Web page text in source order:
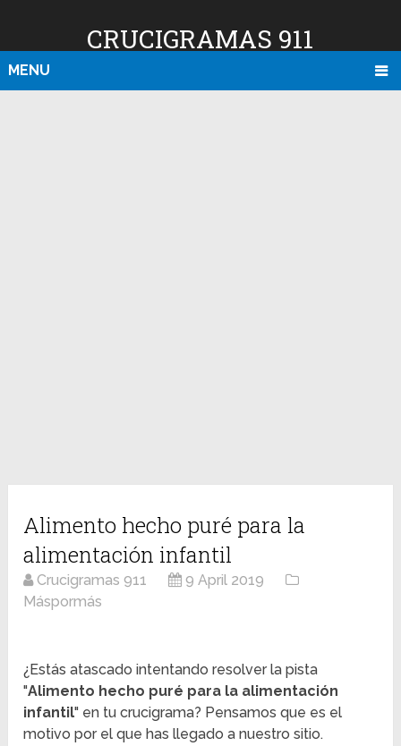
CRUCIGRAMAS 911
MENU
Alimento hecho puré para la
alimentación infantil
Crucigramas 911
9 April 2019
Máspormás
¿Estás atascado intentando resolver la pista
"Alimento hecho puré para la alimentación
infantil" en tu crucigrama? Pensamos que es el
motivo por el que has llegado a nuestro sitio.